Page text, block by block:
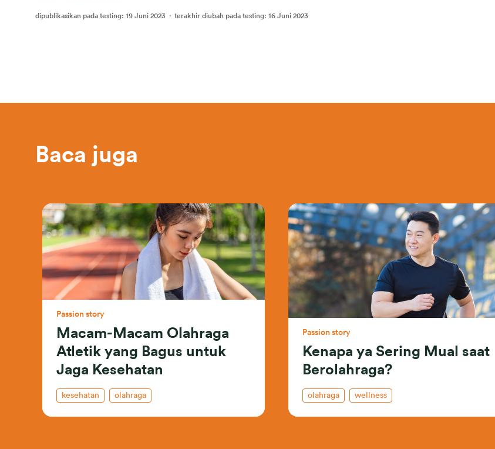
dipublikasikan pada testing: 19 Juni 2023 · terakhir diubah pada testing: 16 Juni 2023
Baca juga
Passion story
Macam-Macam Olahraga
Atletik yang Bagus untuk
Jaga Kesehatan
kesehatan olahraga
Passion story
Kenapa ya Sering Mual saat
Berolahraga?
olahraga wellness